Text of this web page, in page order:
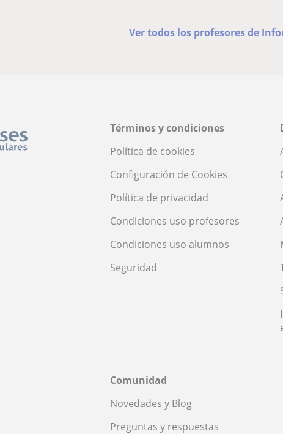
Ver todos los profesores de
Términos y condiciones
Política de cookies
Configuración de Cookies
Política de privacidad
Condiciones uso profesores
Condiciones uso alumnos
Seguridad
Comunidad
Novedades y Blog
Preguntas y respuestas